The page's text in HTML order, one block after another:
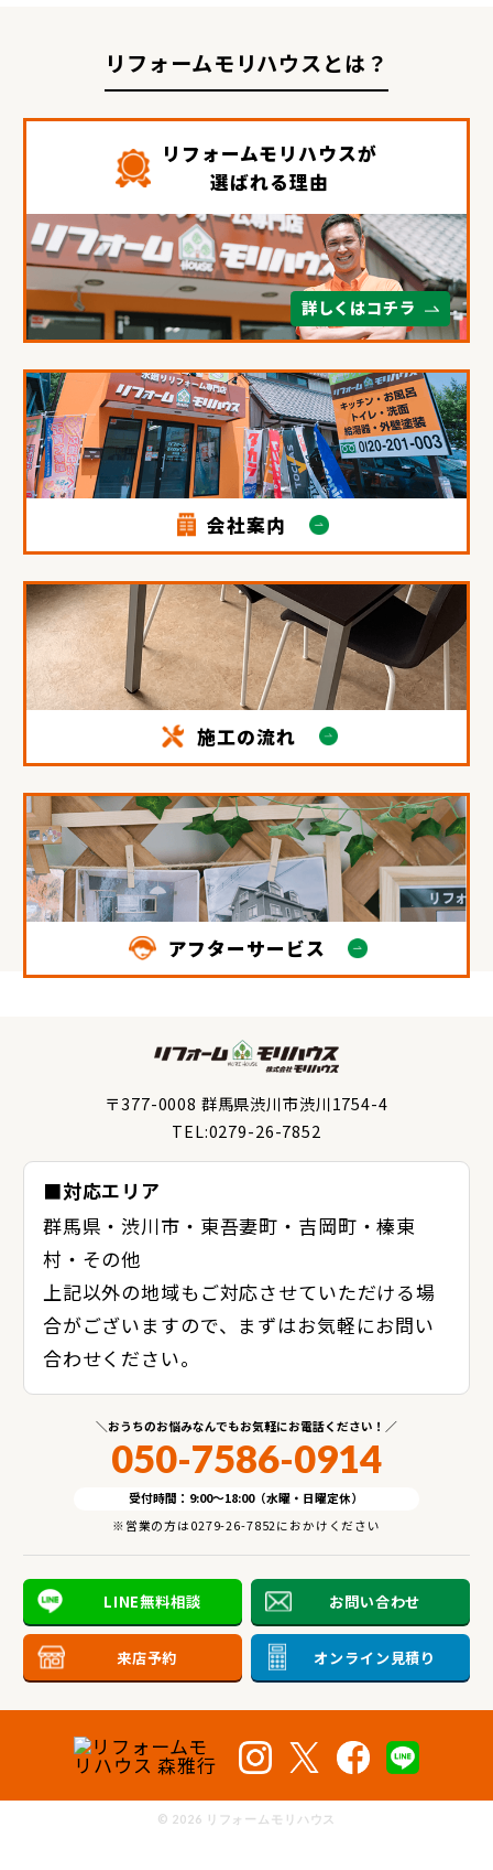
リフォームモリハウスとは？
リフォームモリハウスが
選ばれる理由
詳しくはコチラ
会社案内
施工の流れ
アフターサービス
〒377-0008 群馬県渋川市渋川1754-4
TEL:0279-26-7852
■対応エリア
群馬県・渋川市・東吾妻町・吉岡町・榛東
村・その他
上記以外の地域もご対応させていただける場
合がございますので、まずはお気軽にお問い
合わせください。
おうちのお悩みなんでもお気軽にお電話ください！
050-7586-0914
受付時間：9:00～18:00（水曜・日曜定休）
※営業の方は0279-26-7852におかけください
LINE無料相談 お問い合わせ
来店予約 オンライン見積り
© 2026 リフォームモリハウス